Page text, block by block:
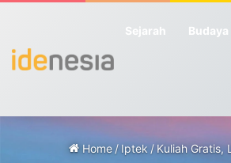
Sejarah Budaya
Home /Iptek /Kuliah Gratis,